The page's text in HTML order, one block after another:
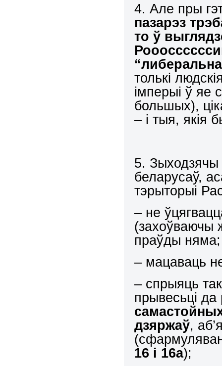
4. Але пры
пазарэз
то ў
толькі
імперыі ў яе
большых),
– і тыя, якія
5. Зыходзячы
беларусаў,
тэрыторыі
– не
(захоўваючы
праўды
– мацаваць
– спрыяць
прывесьці да
дзяржаў,
16 і 16а);